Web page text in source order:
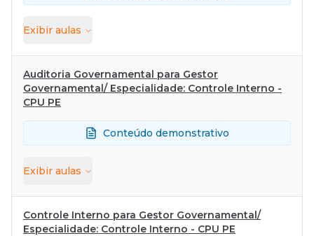
Exibir aulas
Auditoria Governamental para Gestor
Governamental/ Especialidade: Controle Interno -
CPU PE
Conteúdo demonstrativo
Exibir aulas
Controle Interno para Gestor Governamental/
Especialidade: Controle Interno - CPU PE